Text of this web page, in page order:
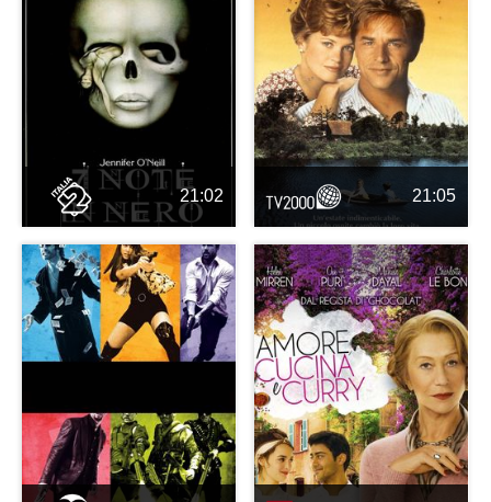
21:02 21:05